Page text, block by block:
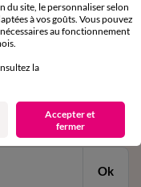
confirmation
Ok
du site, le personnaliser selon
à vos goûts. Vous pouvez
au fonctionnement
la
Accepter et
fermer